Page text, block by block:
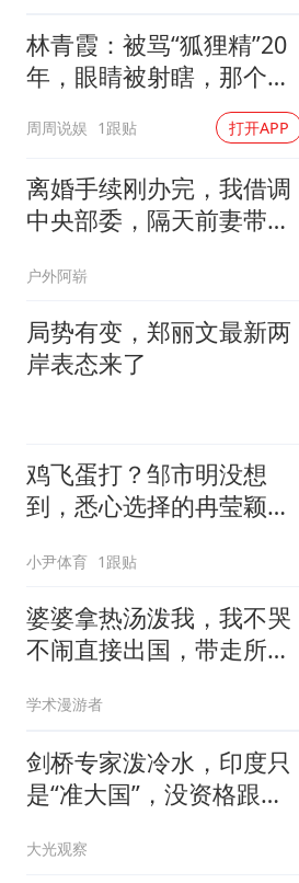
林青霞：被骂“狐狸精”20
年，眼睛被射瞎，那个男
人只问了一句“谁来出机票
钱？”
周周说娱 1跟贴 打开APP
离婚手续刚办完，我借调
中央部委，隔天前妻带新
户外阿崭
局势有变，郑丽文最新两
岸表态来了
鸡飞蛋打？邹市明没想
到，悉心选择的冉莹颖，
小尹体育 1跟贴
婆婆拿热汤泼我，我不哭
不闹直接出国，带走所有
学术漫游者
剑桥专家泼冷水，印度只
是“准大国”，没资格跟中
大光观察